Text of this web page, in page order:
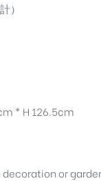
）
* H 126.5cm
or